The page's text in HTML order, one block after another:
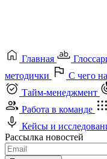
Главная
методички
С чего
Тайм-менеджмент
Работа в команде
Кейсы и
Рассылка новостей